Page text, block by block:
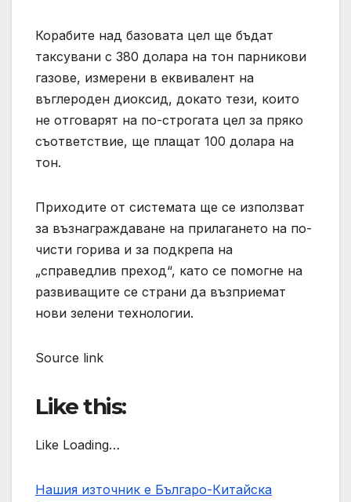
Корабите над базовата цел ще бъдат
таксувани с 380 долара на тон парникови
газове, измерени в еквивалент на
въглероден диоксид, докато тези, които
не отговарят на по-строгата цел за пряко
съответствие, ще плащат 100 долара на
тон.
Приходите от системата ще се използват
за възнаграждаване на прилагането на по-
чисти горива и за подкрепа на
„справедлив преход“, като се помогне на
развиващите се страни да възприемат
нови зелени технологии.
Source link
Like this:
Like Loading…
Нашия източник е Българо-Китайска